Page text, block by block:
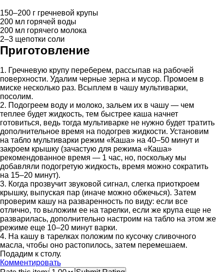
150–200 г гречневой крупы
200 мл горячей воды
200 мл горячего молока
2–3 щепотки соли
Приготовление
1. Гречневую крупу переберем, рассыпав на рабочей
поверхности. Удалим черные зерна и мусор. Промоем в
миске несколько раз. Всыплем в чашу мультиварки,
посолим.
2. Подогреем воду и молоко, зальем их в чашу — чем
теплее будет жидкость, тем быстрее каша начнет
готовиться, ведь тогда мультиварке не нужно будет тратить
дополнительное время на подогрев жидкости. Установим
на табло мультиварки режим «Каша» на 40–50 минут и
закроем крышку (зачастую для режима «Каша»
рекомендованное время — 1 час, но, поскольку мы
добавляли подогретую жидкость, время можно сократить
на 15–20 минут).
3. Когда прозвучит звуковой сигнал, слегка приоткроем
крышку, выпуская пар (иначе можно обжечься). Затем
проверим кашу на разваренность по виду: если все
отлично, то выложим ее на тарелки, если же крупа еще не
разварилась, дополнительно настроим на табло на этом же
режиме еще 10–20 минут варки.
4. На кашу в тарелках положим по кусочку сливочного
масла, чтобы оно растопилось, затем перемешаем.
Подадим к столу.
Комментировать